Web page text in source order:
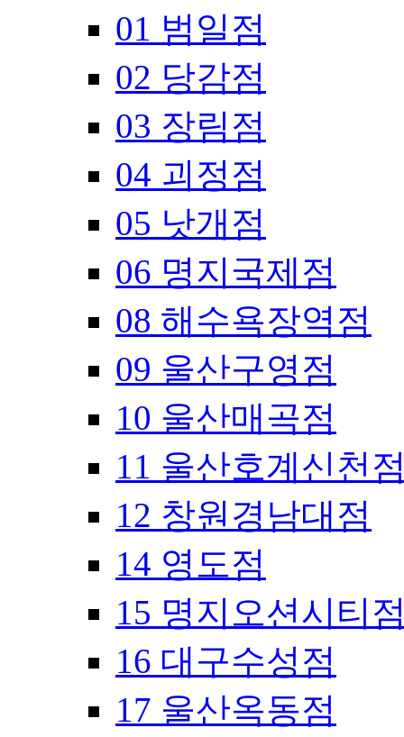
01 범일점
02 당감점
03 장림점
04 괴정점
05 낫개점
06 명지국제점
08 해수욕장역점
09 울산구영점
10 울산매곡점
11 울산호계신천
12 창원경남대점
14 영도점
15 명지오션시티
16 대구수성점
17 울산옥동점